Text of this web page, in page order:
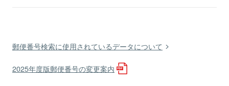
郵便番号検索に使用されているデータについて
2025年度版郵便番号の変更案内